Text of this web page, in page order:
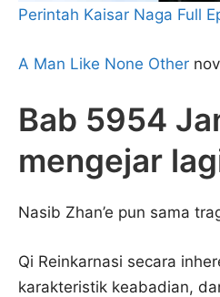
Perintah Kaisar Naga Full
A Man Like None Other
Bab 5954
mengejar
Nasib Zhan’e pun sama
Qi Reinkarnasi secara
karakteristik keabadian,